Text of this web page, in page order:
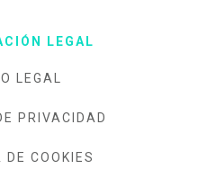
LEGAL
LEGAL
PRIVACIDAD
DE COOKIES